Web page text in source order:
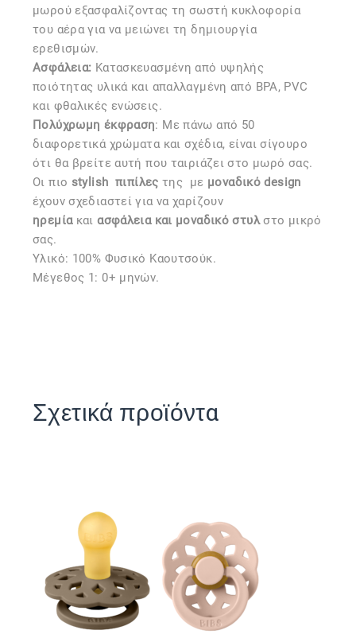
μωρού εξασφαλίζοντας τη σωστή κυκλοφορία
του αέρα για να μειώνει τη δημιουργία
ερεθισμών.
Ασφάλεια: Kατασκευασμένη από υψηλής
ποιότητας υλικά και απαλλαγμένη από BPA, PVC
και φθαλικές ενώσεις.
Πολύχρωμη έκφραση: Με πάνω από 50
διαφορετικά χρώματα και σχέδια, είναι σίγουρο
ότι θα βρείτε αυτή που ταιριάζει στο μωρό σας.
Οι πιο stylish πιπίλες της με μοναδικό design
έχουν σχεδιαστεί για να χαρίζουν
ηρεμίακαιασφάλεια και μοναδικό στυλστο μικρό
σας.
Υλικό: 100% Φυσικό Καουτσούκ.
Μέγεθος 1: 0+ μηνών.
Σχετικά προϊόντα